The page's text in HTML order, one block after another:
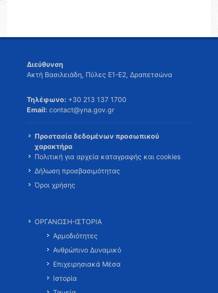
Διεύθυνση
Ακτή Βασιλειάδη, Πύλες Ε1-Ε2, Δραπετσώνα
Τηλέφωνο: +30 213 137 1700
Email: contact@yna.gov.gr
Προστασία δεδομένων προσωπικού
χαρακτήρα
Πολιτική για αρχεία καταγραφής και cookies
Δήλωση προσβασιμότητας
Όροι χρήσης
ΟΡΓΑΝΩΣΗ-ΙΣΤΟΡΙΑ
Αρμοδιότητες
Ανθρώπινο Δυναμικό
Επιχειρησιακά Μέσα
Ιστορία